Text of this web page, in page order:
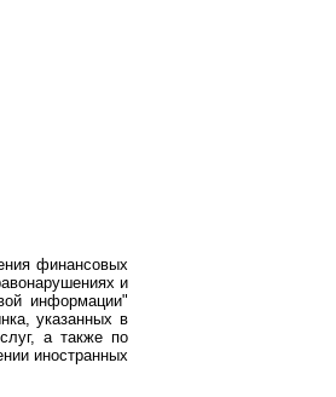
финансовых
и
информации"
указанных в
а также по
иностранных